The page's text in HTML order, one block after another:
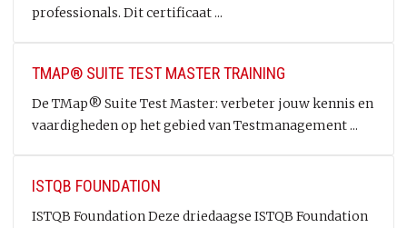
professionals. Dit certificaat ...
TMAP® SUITE TEST MASTER TRAINING
De TMap® Suite Test Master: verbeter jouw kennis en
vaardigheden op het gebied van Testmanagement ...
ISTQB FOUNDATION
ISTQB Foundation Deze driedaagse ISTQB Foundation